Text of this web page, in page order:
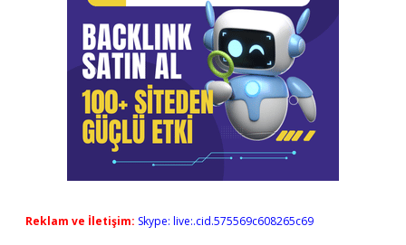
Reklam ve İletişim: Skype: live:.cid.575569c608265c69